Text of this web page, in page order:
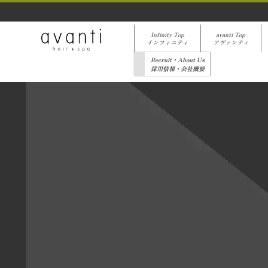
Infinity Top
インフィニティ
avanti Top
アヴァンティ
Recruit・About Us
採用情報・会社概要